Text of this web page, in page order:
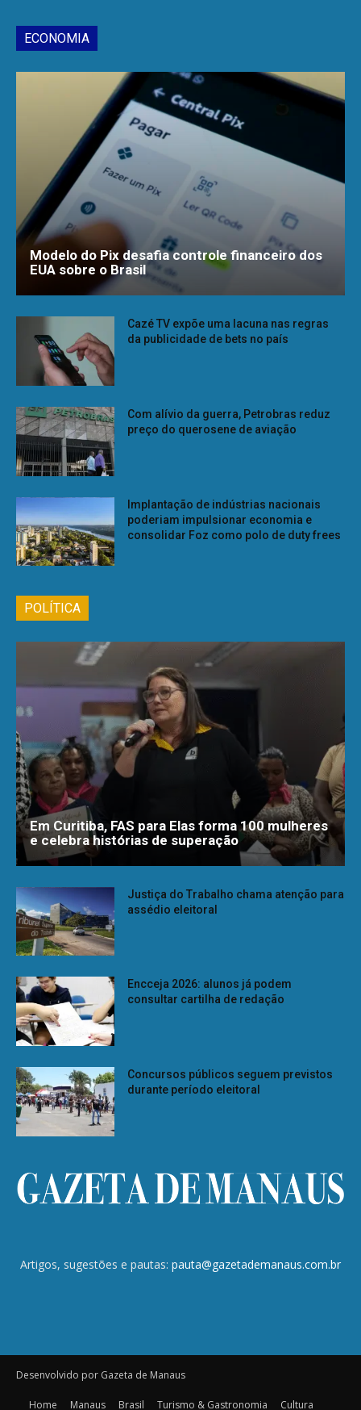
ECONOMIA
Modelo do Pix desafia controle financeiro dos
EUA sobre o Brasil
Cazé TV expõe uma lacuna nas regras
da publicidade de bets no país
Com alívio da guerra, Petrobras reduz
preço do querosene de aviação
Implantação de indústrias nacionais
poderiam impulsionar economia e
consolidar Foz como polo de duty frees
POLÍTICA
Em Curitiba, FAS para Elas forma 100 mulheres
e celebra histórias de superação
Justiça do Trabalho chama atenção para
assédio eleitoral
Encceja 2026: alunos já podem
consultar cartilha de redação
Concursos públicos seguem previstos
durante período eleitoral
Artigos, sugestões e pautas: pauta@gazetademanaus.com.br
Desenvolvido por Gazeta de Manaus
Home Manaus Brasil Turismo & Gastronomia Cultura